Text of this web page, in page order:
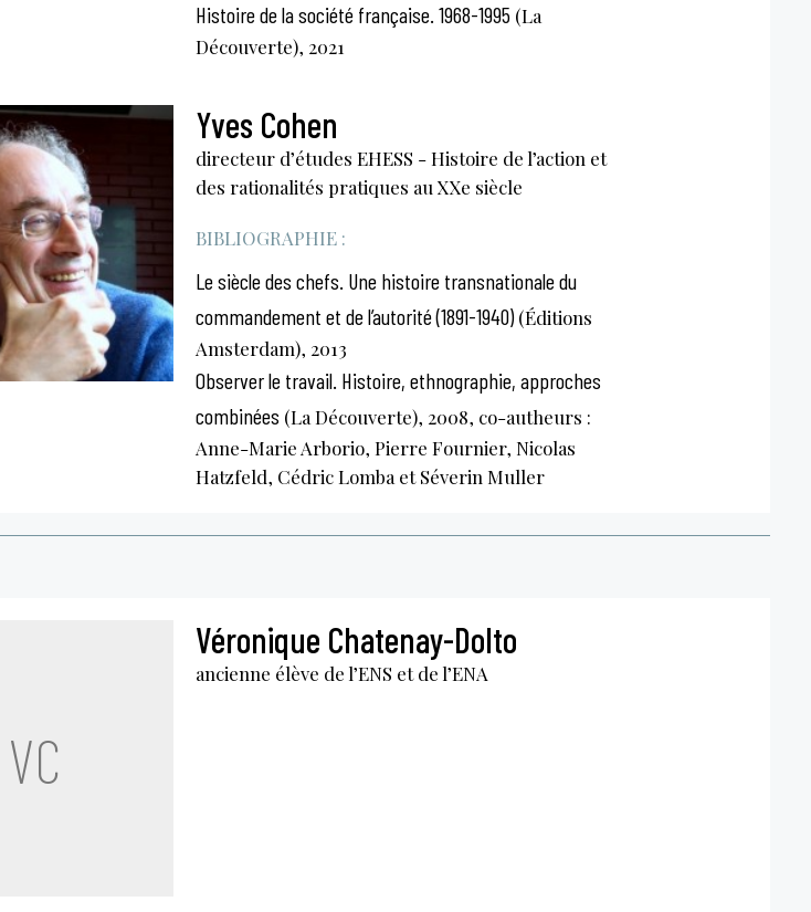
Histoire de la société française. 1968-1995(La
Découverte), 2021
Yves Cohen
directeur d’études EHESS - Histoire de l’action et
des rationalités pratiques au XXe siècle
BIBLIOGRAPHIE :
Le siècle des chefs. Une histoire transnationale du
commandement et de l’autorité (1891-1940)(Éditions
Amsterdam), 2013
Observer le travail. Histoire, ethnographie, approches
combinées (La Découverte), 2008, co-autheurs :
Anne-Marie Arborio, Pierre Fournier, Nicolas
Hatzfeld, Cédric Lomba et Séverin Muller
VC
Véronique Chatenay-Dolto
ancienne élève de l’ENS et de l’ENA